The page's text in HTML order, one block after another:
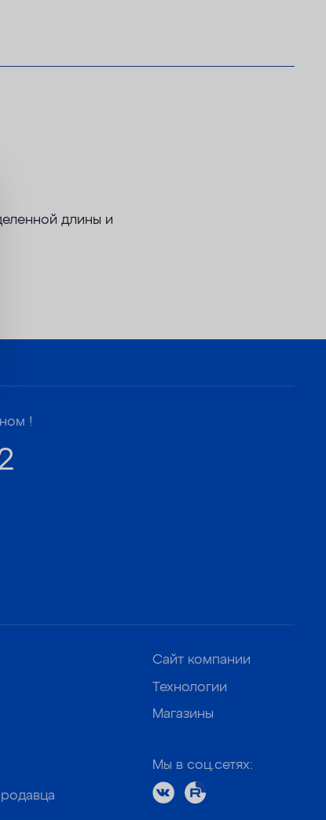
длины и
!
Сайт компании
Технологии
Магазины
Мы в соц.сетях: